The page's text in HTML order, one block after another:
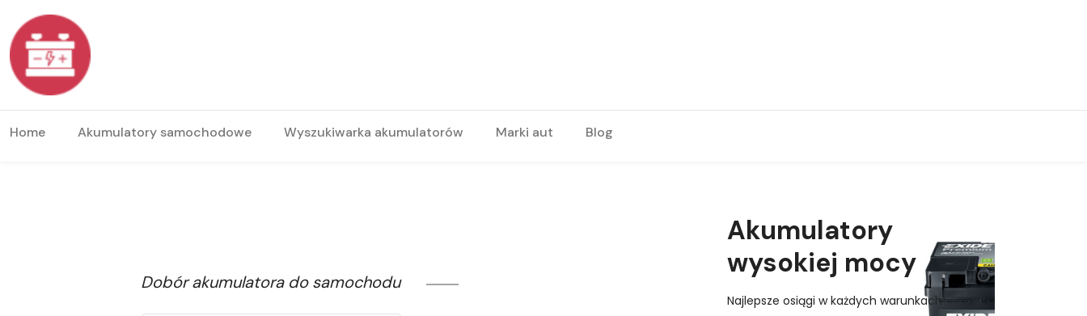
Home Akumulatory samochodowe Wyszukiwarka akumulatorów Marki aut Blog
Dobór akumulatora do samochodu
Akumulatory
wysokiej mocy
Najlepsze osiągi w każdych warunkach